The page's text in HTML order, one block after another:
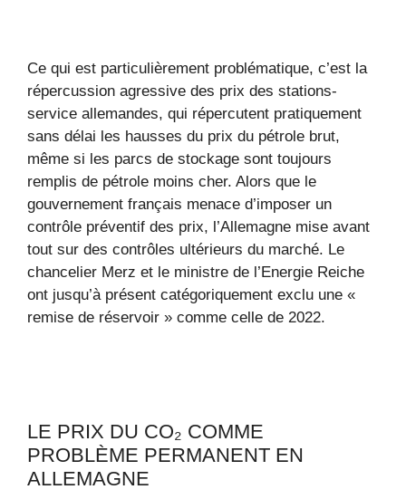
Ce qui est particulièrement problématique, c’est la
répercussion agressive des prix des stations-
service allemandes, qui répercutent pratiquement
sans délai les hausses du prix du pétrole brut,
même si les parcs de stockage sont toujours
remplis de pétrole moins cher. Alors que le
gouvernement français menace d’imposer un
contrôle préventif des prix, l’Allemagne mise avant
tout sur des contrôles ultérieurs du marché. Le
chancelier Merz et le ministre de l’Energie Reiche
ont jusqu’à présent catégoriquement exclu une «
remise de réservoir » comme celle de 2022.
LE PRIX DU CO₂ COMME
PROBLÈME PERMANENT EN
ALLEMAGNE